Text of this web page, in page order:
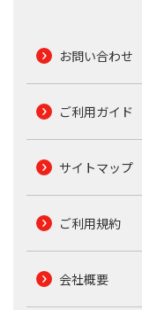
お問い合わせ
ご利用ガイド
サイトマップ
ご利用規約
会社概要